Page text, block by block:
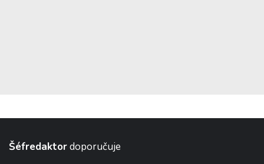
Šéfredaktordoporučuje